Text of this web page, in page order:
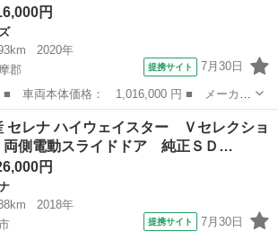
円
2020年
郡
提携サイト 7月30日
デイズ ■ グレード名： ハイウェイスタ
１４インチアルミ 全周囲カメラ ＬＥＤ
デイズ
セレナ ハイウェイスター Ｖセレクショ
側電動スライドドア 純正ＳＤ…
円
2018年
提携サイト 7月30日